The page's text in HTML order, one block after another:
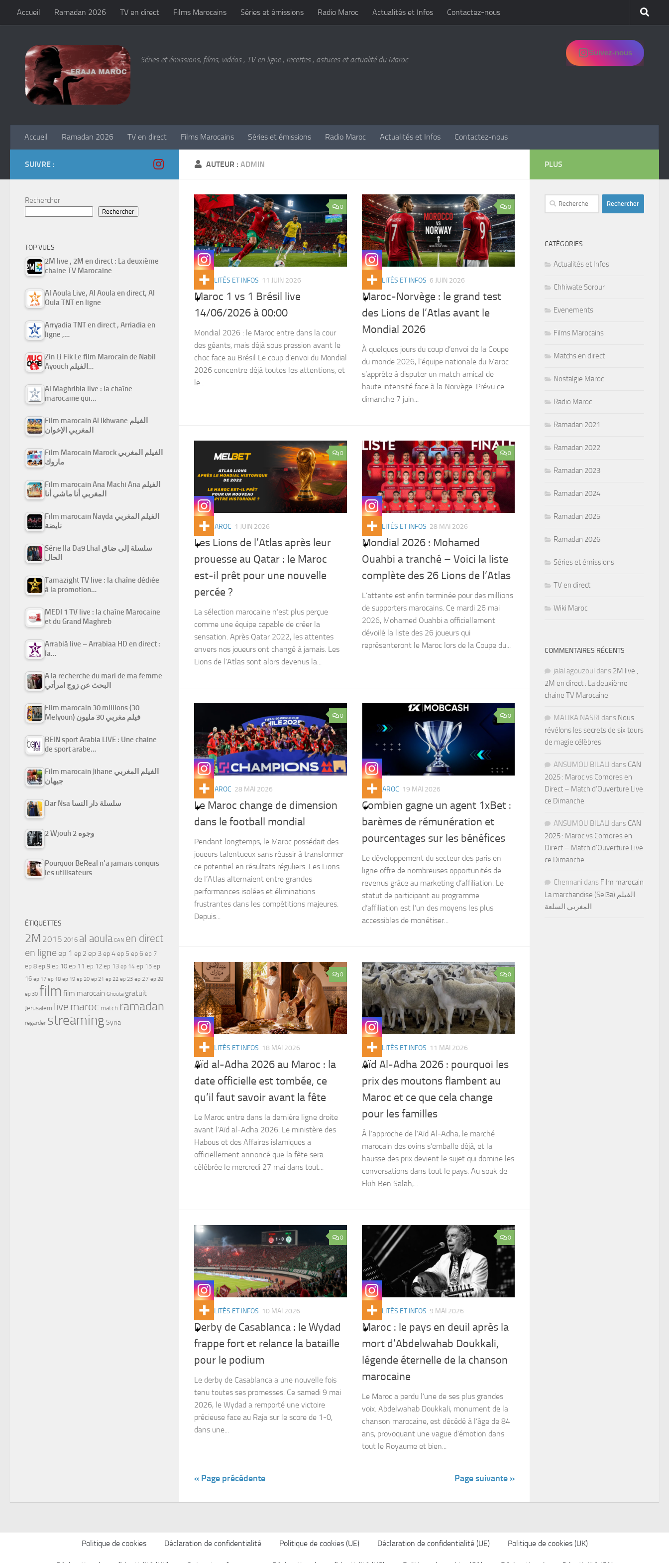
Skip to content
Accueil Ramadan 2026 TV en direct Films Marocains Séries et émissions Radio Maroc Actualités et Infos Contactez-nous
Séries et émissions, films, vidéos , TV en ligne , recettes , astuces et actualité du Maroc
Suivez-nous
Accueil Ramadan 2026 TV en direct Films Marocains Séries et émissions Radio Maroc Actualités et Infos Contactez-nous
AUTEUR : ADMIN
0
ACTUALITÉS ET INFOS 11 JUIN 2026
Maroc 1 vs 1 Brésil live
14/06/2026 à 00:00
Mondial 2026 : le Maroc entre dans la cour
des géants, mais déjà sous pression avant le
choc face au Brésil Le coup d’envoi du Mondial
2026 concentre déjà toutes les attentions, et
le...
0
ACTUALITÉS ET INFOS 6 JUIN 2026
Maroc-Norvège : le grand test
des Lions de l’Atlas avant le
Mondial 2026
À quelques jours du coup d’envoi de la Coupe
du monde 2026, l’équipe nationale du Maroc
s’apprête à disputer un match amical de
haute intensité face à la Norvège. Prévu ce
dimanche 7 juin...
0
WIKI MAROC 1 JUIN 2026
Les Lions de l’Atlas après leur
prouesse au Qatar : le Maroc
est-il prêt pour une nouvelle
percée ?
La sélection marocaine n’est plus perçue
comme une équipe capable de créer la
sensation. Après Qatar 2022, les attentes
envers nos joueurs ont changé à jamais. Les
Lions de l’Atlas sont alors devenus la...
0
ACTUALITÉS ET INFOS 28 MAI 2026
Mondial 2026 : Mohamed
Ouahbi a tranché – Voici la liste
complète des 26 Lions de l’Atlas
L’attente est enfin terminée pour des millions
de supporters marocains. Ce mardi 26 mai
2026, Mohamed Ouahbi a officiellement
dévoilé la liste des 26 joueurs qui
représenteront le Maroc lors de la Coupe du...
0
WIKI MAROC 28 MAI 2026
Le Maroc change de dimension
dans le football mondial
Pendant longtemps, le Maroc possédait des
joueurs talentueux sans réussir à transformer
ce potentiel en résultats réguliers. Les Lions
de l’Atlas alternaient entre grandes
performances isolées et éliminations
frustrantes dans les compétitions majeures.
Depuis...
0
WIKI MAROC 19 MAI 2026
Combien gagne un agent 1xBet :
barèmes de rémunération et
pourcentages sur les bénéfices
Le développement du secteur des paris en
ligne offre de nombreuses opportunités de
revenus grâce au marketing d’affiliation. Le
statut de participant au programme
d’affiliation est l’un des moyens les plus
accessibles de monétiser...
0
ACTUALITÉS ET INFOS 18 MAI 2026
Aïd al-Adha 2026 au Maroc : la
date officielle est tombée, ce
qu’il faut savoir avant la fête
Le Maroc entre dans la dernière ligne droite
avant l’Aïd al-Adha 2026. Le ministère des
Habous et des Affaires islamiques a
officiellement annoncé que la fête sera
célébrée le mercredi 27 mai dans tout...
0
ACTUALITÉS ET INFOS 11 MAI 2026
Aïd Al-Adha 2026 : pourquoi les
prix des moutons flambent au
Maroc et ce que cela change
pour les familles
À l’approche de l’Aïd Al-Adha, le marché
marocain des ovins s’emballe déjà, et la
hausse des prix devient le sujet qui domine les
conversations dans tout le pays. Au souk de
Fkih Ben Salah,...
0
ACTUALITÉS ET INFOS 10 MAI 2026
Derby de Casablanca : le Wydad
frappe fort et relance la bataille
pour le podium
Le derby de Casablanca a une nouvelle fois
tenu toutes ses promesses. Ce samedi 9 mai
2026, le Wydad a remporté une victoire
précieuse face au Raja sur le score de 1-0,
dans une...
0
ACTUALITÉS ET INFOS 9 MAI 2026
Maroc : le pays en deuil après la
mort d’Abdelwahab Doukkali,
légende éternelle de la chanson
marocaine
Le Maroc a perdu l’une de ses plus grandes
voix. Abdelwahab Doukkali, monument de la
chanson marocaine, est décédé à l’âge de 84
ans, provoquant une vague d’émotion dans
tout le Royaume et bien...
« Page précédente Page suivante »
SUIVRE :
Rechercher
Rechercher
TOP VUES
2M live , 2M en direct : La deuxième
chaine TV Marocaine
Al Aoula Live, Al Aoula en direct, Al
Oula TNT en ligne
Arryadia TNT en direct , Arriadia en
ligne ,…
Zin Li Fik Le film Marocain de Nabil
Ayouch الفيلم…
Al Maghribia live : la chaîne
marocaine qui…
Film marocain Al Ikhwane الفيلم
المغربي الإخوان
Film Marocain Marock الفيلم المغربي
ماروك
Film marocain Ana Machi Ana الفيلم
المغربي أنا ماشي أنا
Film marocain Nayda الفيلم المغربي
نايضة
Série Ila Da9 Lhal سلسلة إلى ضاق
الحال
Tamazight TV live : la chaîne dédiée
à la promotion…
MEDI 1 TV live : la chaîne Marocaine
et du Grand Maghreb
Arrabiâ live – Arrabiaa HD en direct :
la…
A la recherche du mari de ma femme
البحث عن زوج امرأتي
Film marocain 30 millions (30
Melyoun) فيلم مغربي 30 مليون
BEIN sport Arabia LIVE : Une chaine
de sport arabe…
Film marocain Jihane الفيلم المغربي
جيهان
Dar Nsa سلسلة دار النسا
2 Wjouh 2 وجوه
Pourquoi BeReal n’a jamais conquis
les utilisateurs
ÉTIQUETTES
2M 2015 2016 al aoula CAN en direct
en ligne ep 1 ep 2 ep 3ep 4ep 5 ep 6 ep 7
ep 8 ep 9 ep 10 ep 11 ep 12 ep 13 ep 14 ep 15 ep
16 ep 17 ep 18 ep 19 ep 20 ep 21 ep 22 ep 23 ep 27 ep 28
ep 30 film film marocain Ghouta gratuit
Jerusalem live maroc match ramadan
regarder streamingSyria
PLUS
Rechercher :
CATÉGORIES
Actualités et Infos
Chhiwate Sorour
Evenements
Films Marocains
Matchs en direct
Nostalgie Maroc
Radio Maroc
Ramadan 2021
Ramadan 2022
Ramadan 2023
Ramadan 2024
Ramadan 2025
Ramadan 2026
Séries et émissions
TV en direct
Wiki Maroc
COMMENTAIRES RÉCENTS
jalal agouzoul dans 2M live ,
2M en direct : La deuxième
chaine TV Marocaine
MALIKA NASRI dans Nous
révélons les secrets de six tours
de magie célèbres
ANSUMOU BILALI dans CAN
2025 : Maroc vs Comores en
Direct – Match d’Ouverture Live
ce Dimanche
ANSUMOU BILALI dans CAN
2025 : Maroc vs Comores en
Direct – Match d’Ouverture Live
ce Dimanche
Chennani dans Film marocain
La marchandise (Sel3a) الفيلم
المغربي السلعة
Politique de cookies Déclaration de confidentialité Politique de cookies (UE) Déclaration de confidentialité (UE) Politique de cookies (UK)